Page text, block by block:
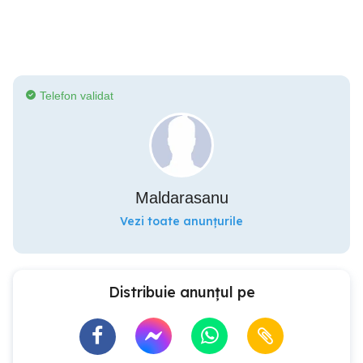
Telefon validat
Maldarasanu
Vezi toate anunțurile
Distribuie anunțul pe